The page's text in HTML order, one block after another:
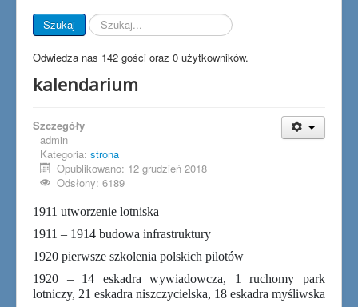
Szukaj Szukaj...
Odwiedza nas 142 gości oraz 0 użytkowników.
kalendarium
Szczegóły
admin
Kategoria: strona
Opublikowano: 12 grudzień 2018
Odsłony: 6189
1911 utworzenie lotniska
1911 – 1914 budowa infrastruktury
1920 pierwsze szkolenia polskich pilotów
1920 – 14 eskadra wywiadowcza, 1 ruchomy park
lotniczy, 21 eskadra niszczycielska, 18 eskadra myśliwska